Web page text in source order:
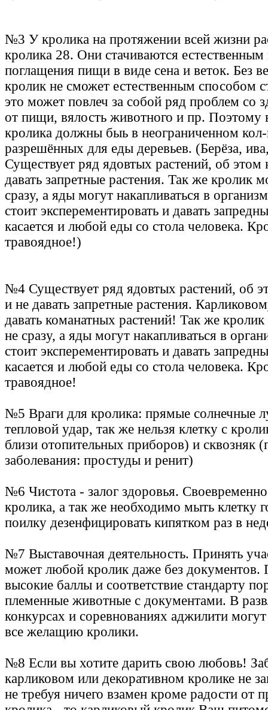
№3 У кролика на протяжении всей жизни
кролика 28. Они стачиваются естественным
поглащения пищи в виде сена и веток. Без
кролик не сможет естественным способом
это может повлеч за собой ряд проблем со
от пищи, вялость животного и пр. Поэтому
кролика должны быь в неограниченном кол-
разрешённых для еды деревьев. (Берёза,
Существует ряд ядовтых растений, об этом
давать запретные растения. Так же кролик
сразу, а яды могут накапливаться в
стоит эксперементировать и давать
касается и любой еды со стола человека.
травоядное!)
№4 Существует ряд ядовтых растений, об
и не давать запретные растения.
давать команатных растений! Так же
не сразу, а яды могут накапливаться в
стоит эксперементировать и давать
касается и любой еды со стола человека.
травоядное!
№5 Враги для кролика: прямые солнечные
тепловой удар, так же нельзя клетку с
близи отопительных приборов) и сквозняк
заболевания: простуды и ренит)
№6 Чистота - залог здоровья.
кролика, а так же необходимо мыть клетку
поилку дезенфицировать кипятком раз в
№7 Выставочная деятельность. Принять
может любой кролик даже без документов.
высокие баллы и соответствие стандарту
племенные животные с документами. В
конкурсах и соревнованиях аджилити
все желащию кролики.
№8 Если вы хотите дарить свою любовь!
карликовом или декоративном кролике не
не требуя ничего взамен кроме радости от